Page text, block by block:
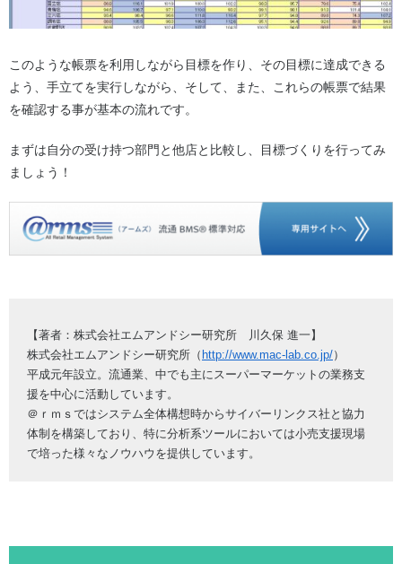
このような帳票を利用しながら目標を作り、その目標に達成できる
よう、手立てを実行しながら、そして、また、これらの帳票で結果
を確認する事が基本の流れです。
まずは自分の受け持つ部門と他店と比較し、目標づくりを行ってみ
ましょう！
【著者：株式会社エムアンドシー研究所 川久保 進一】
株式会社エムアンドシー研究所（ http://www.mac-lab.co.jp/）
平成元年設立。流通業、中でも主にスーパーマーケットの業務支
援を中心に活動しています。
＠ｒｍｓではシステム全体構想時からサイバーリンクス社と協力
体制を構築しており、特に分析系ツールにおいては小売支援現場
で培った様々なノウハウを提供しています。